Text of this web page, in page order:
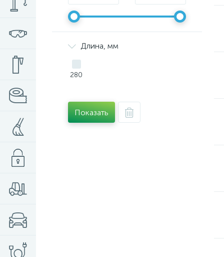
Длина, мм
280
Показать